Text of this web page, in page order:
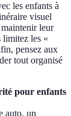
les enfants à
visuel
leur
limitez les «
pensez aux
tout organisé
pour enfants
auto, un